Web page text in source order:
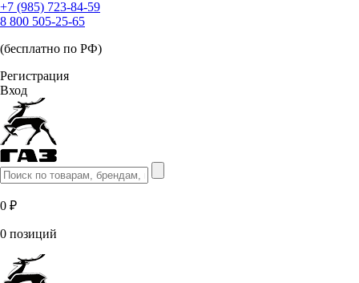
+7 (985) 723-84-59
8 800 505-25-65
(бесплатно по РФ)
Регистрация
Вход
0 ₽
0 позиций